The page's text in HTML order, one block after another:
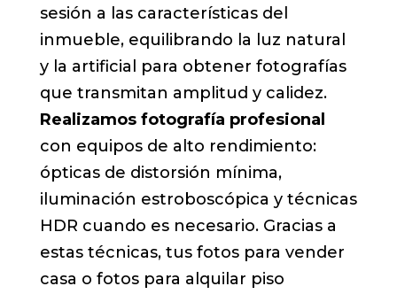
sesión a las características del
inmueble, equilibrando la luz natural
y la artificial para obtener fotografías
que transmitan amplitud y calidez.
Realizamos fotografía profesional
con equipos de alto rendimiento:
ópticas de distorsión mínima,
iluminación estroboscópica y técnicas
HDR cuando es necesario. Gracias a
estas técnicas, tus fotos para vender
casa o fotos para alquilar piso